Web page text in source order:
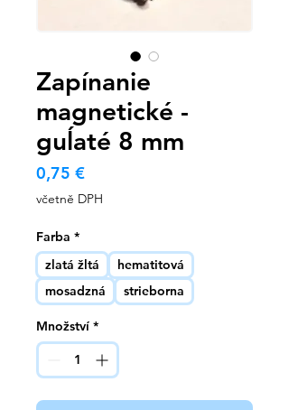
Zapínanie
magnetické -
guĺaté 8 mm
0,75 €Cena
včetně DPH
Farba *
zlatá žltá
hematitová
mosadzná
strieborna
Množství *